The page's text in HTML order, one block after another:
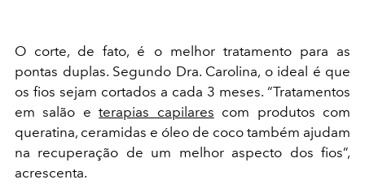
O corte, de fato, é o melhor tratamento para as
pontas duplas. Segundo Dra. Carolina, o ideal é que
os fios sejam cortados a cada 3 meses. “Tratamentos
em salão eterapias capilares com produtos com
queratina, ceramidas e óleo de coco também ajudam
na recuperação de um melhor aspecto dos fios”,
acrescenta.